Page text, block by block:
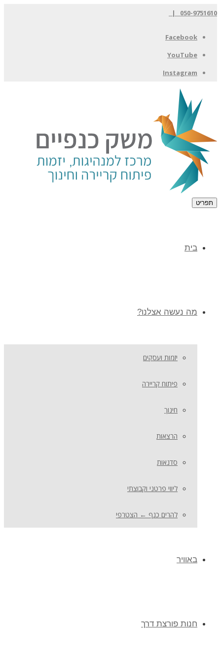
050-9751610 |
Facebook
YouTube
Instagram
תפריט
בית
מה נעשה אצלנו?
יזמות ועסקים
פיתוח קריירה
חינוך
הרצאות
סדנאות
ליווי פרטני וקבוצתי
להרים כנף ← הצטרפי
באוויר
חנות פורצת דרך